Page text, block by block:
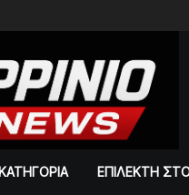
ΕΠΙΛΕΚΤΗ